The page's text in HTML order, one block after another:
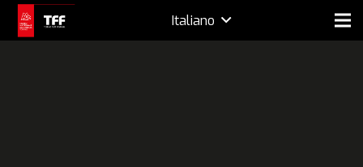
Italiano